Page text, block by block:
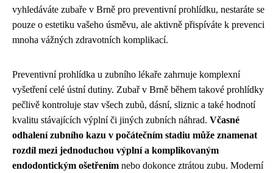
vyhledáváte zubaře v Brně pro preventivní prohlídku, nestaráte se
pouze o estetiku vašeho úsměvu, ale aktivně přispíváte k prevenci
mnoha vážných zdravotních komplikací.
Preventivní prohlídka u zubního lékaře zahrnuje komplexní
vyšetření celé ústní dutiny. Zubař v Brně během takové prohlídky
pečlivě kontroluje stav všech zubů, dásní, sliznic a také hodnotí
kvalitu stávajících výplní či jiných zubních náhrad. Včasné
odhalení zubního kazu v počátečním stadiu může znamenat
rozdíl mezi jednoduchou výplní a komplikovaným
endodontickým ošetřením nebo dokonce ztrátou zubu. Moderní